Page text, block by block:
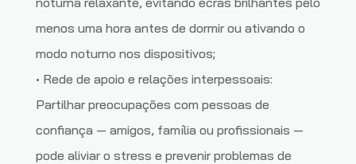
menos uma hora antes de dormir ou ativando o
modo noturno nos dispositivos;
• Rede de apoio e relações interpessoais:
Partilhar preocupações com pessoas de
confiança — amigos, família ou profissionais —
pode aliviar o stress e prevenir problemas de